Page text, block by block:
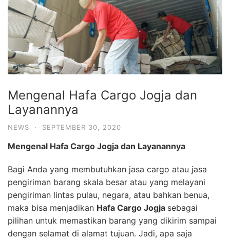
Mengenal Hafa Cargo Jogja dan
Layanannya
NEWS · SEPTEMBER 30, 2020
Mengenal Hafa Cargo Jogja dan Layanannya
Bagi Anda yang membutuhkan jasa cargo atau jasa
pengiriman barang skala besar atau yang melayani
pengiriman lintas pulau, negara, atau bahkan benua,
maka bisa menjadikan Hafa Cargo Jogja sebagai
pilihan untuk memastikan barang yang dikirim sampai
dengan selamat di alamat tujuan. Jadi, apa saja